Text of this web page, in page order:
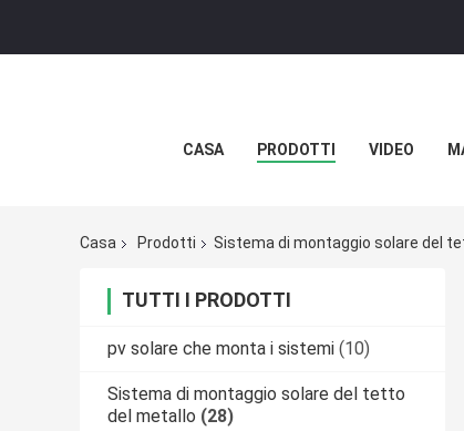
CASA PRODOTTI VIDEO
Casa Prodotti Sistema di montaggio solare del
TUTTI I PRODOTTI
pv solare che monta i sistemi (10)
Sistema di montaggio solare del tetto
del metallo (28)